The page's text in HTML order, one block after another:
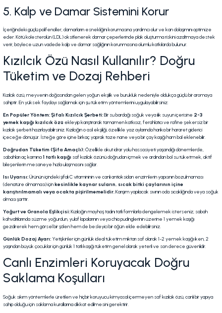
5. Kalp ve Damar Sistemini Korur
İçeriğindeki güçlü polifenoller, damarların esnekliğini korumasına yardımcı olur ve kan dolaşımını optimize
eder. Kötü kolesterolün (LDL) oksitlenerek damar çeperlerinde plak oluşturma riskini azaltmaya destek
verir, böylece uzun vadede kalp ve damar sağlığının korunmasına olumlu katkılarda bulunur.
Kızılcık Özü Nasıl Kullanılır? Doğru
Tüketim ve Dozaj Rehberi
Kızılcık özü, meyvenin doğasından gelen yoğun ekşilik ve burukluk nedeniyle oldukça güçlü bir aromaya
sahiptir. En yüksek faydayı sağlamak için şu tüketim yöntemlerini uygulayabilirsiniz:
En Popüler Yöntem: Şifalı Kızılcık Şerbeti:Bir su bardağı soğuk veya ılık suyun içerisine 2-3
yemek kaşığı kızılcık özü ekleyip karıştırarak tamamen katkısız, ferahlatıcı ve rafine şekersiz bir
kızılcık şerbeti hazırlayabilirsiniz. Kızılcığın o asil ekşiliği, özellikle yaz aylarında harika bir hararet giderici
içeceğe dönüşür. İsteğe göre içine birkaç yaprak taze nane veya bir çay kaşığı ham bal eklenebilir.
Doğrudan Tüketim (Şifa Amaçlı):Özellikle akut idrar yolu hassasiyeti yaşandığı dönemlerde,
sabahları aç karnına 1 tatlı kaşığı saf kızılcık özünü doğrudan içmek ve ardından bol su tüketmek, aktif
bileşenlerin mesaneye hızla ulaşmasını sağlar.
Isı Uyarısı:Ürünün içindeki şifalı C vitamininin ve canlı antioksidan enzimlerin yapısının bozulmaması
(denatüre olmaması) içinkesinlikle kaynar suların, sıcak bitki çaylarının içine
karıştırılmamalı veya ocakta pişirilmemelidir.Karışım yapılacak sıvının oda sıcaklığında veya soğuk
olması şarttır.
Yoğurt ve Granola Eşlikçisi:Kızılcığın mayhoş tadını tatlı formlarla dengelemek isterseniz; sabah
kahvaltılarında süzme yoğurdun, yulaf lapalarının veya chia pudinglerinin üzerine 1 yemek kaşığı
gezdirerek hem görsel bir şölen hem de besleyici bir öğün elde edebilirsiniz.
Günlük Dozaj Ayarı: Yetişkinler için günlük ideal tüketim miktarı saf olarak 1-2 yemek kaşığı iken, 2
yaşından büyük çocuklar için günlük 1 tatlı kaşığı tüketim genel olarak yeterli ve son derece güvenlidir.
Canlı Enzimleri Koruyacak Doğru
Saklama Koşulları
Soğuk sıkım yöntemlerle üretilen ve hiçbir koruyucu kimyasal içermeyen saf kızılcık özü, canlı bir yapıya
sahip olduğu için saklama kurallarına dikkat edilmesini gerektirir.